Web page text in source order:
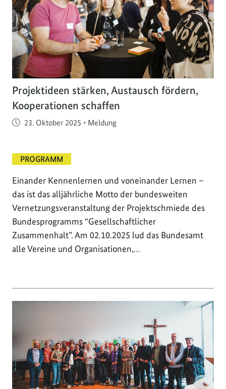
Projektideen stärken, Austausch fördern,
Kooperationen schaffen
Veröffentlicht am
23. Oktober 2025 • Meldung
PROGRAMM
Einander Kennenlernen und voneinander Lernen –
das ist das alljährliche Motto der bundesweiten
Vernetzungsveranstaltung der Projektschmiede des
Bundesprogramms “Gesellschaftlicher
Zusammenhalt”. Am 02.10.2025 lud das Bundesamt
alle Vereine und Organisationen,…